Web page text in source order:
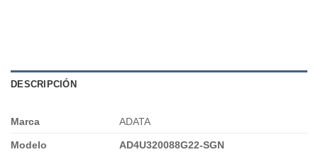
DESCRIPCIÓN
Marca ADATA
Modelo AD4U320088G22-SGN